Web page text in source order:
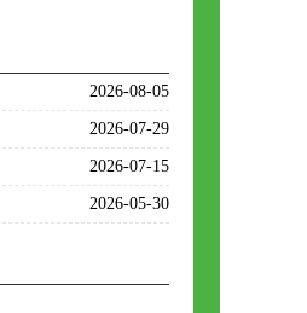
2026-08-05
2026-07-29
2026-07-15
2026-05-30